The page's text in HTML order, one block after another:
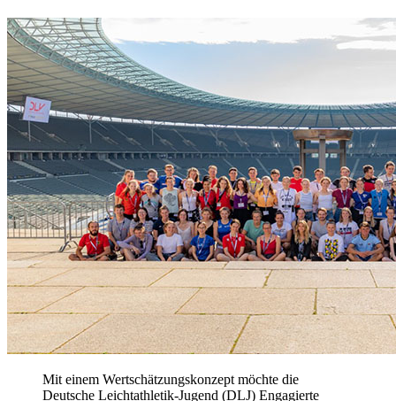
Mit einem Wertschätzungskonzept möchte die
Deutsche Leichtathletik-Jugend (DLJ) Engagierte